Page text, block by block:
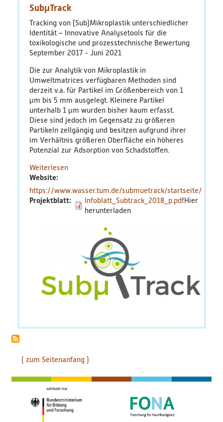
Diskussionspapiere & Statuspapiere
Factsheets
Leitfäden & Handbücher
Technologien & Verfahren
Video & Audio
Webinare
Blog
SubμTrack
Tracking von (Sub)Mikroplastik unterschiedlicher
Identität – Innovative Analysetools für die
toxikologische und prozesstechnische Bewertung
September 2017
Juni 2021
Die zur Analytik von Mikroplastik in
Umweltmatrices verfügbaren Methoden sind
derzeit v.a. für Partikel im Größenbereich von 1
μm bis 5 mm ausgelegt. Kleinere Partikel
unterhalb 1 μm wurden bisher kaum erfasst.
Diese sind jedoch im Gegensatz zu größeren
Partikeln zellgängig und besitzen aufgrund ihrer
im Verhältnis größeren Oberfläche ein höheres
Potenzial zur Adsorption von Schadstoffen.
Weiterlesenüber
Website
https://www.wasser.tum.de/submuetrack/startseite/
Projektblatt
Infoblatt_Subtrack_2018_p.pdf
( zum Seitenanfang )